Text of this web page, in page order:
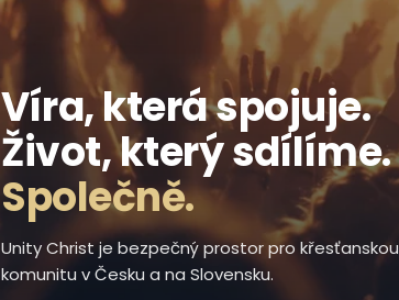
Víra, která spojuje.
Život, který sdílíme.
Společně.
Unity Christ je bezpečný prostor pro křesťanskou
komunitu v Česku a na Slovensku.